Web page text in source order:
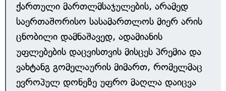
ქართული მართლმსაჯულების, არამედ
საერთაშორისო სასამართლოს მიერ არის
ცნობილი დამნაშავედ, ადამიანის
უფლებების დაცვისთვის მისცეს პრემია და
ვახტანგ გომელაურის მიმართ, რომელმაც
ევროპულ დონეზე უფრო მაღლა დაიცვა